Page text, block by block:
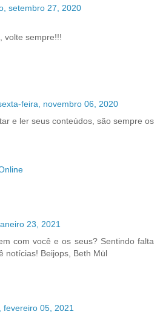
setembro 27, 2020
volte sempre!!!
feira, novembro 06, 2020
e ler seus conteúdos, são sempre os
23, 2021
com você e os seus? Sentindo falta
notícias! Beijops, Beth Mül
fevereiro 05, 2021